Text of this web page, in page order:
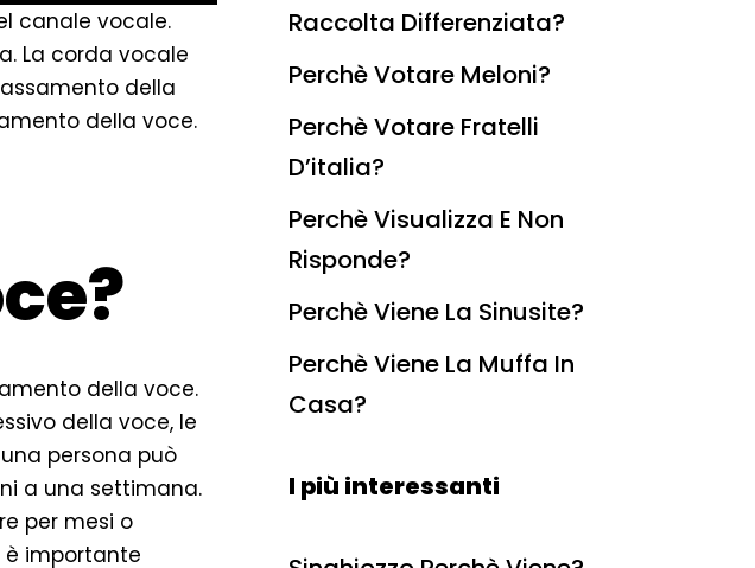
canale vocale.
La corda vocale
della
della voce.
della voce.
della voce, le
persona può
a una settimana.
per mesi o
è importante
Raccolta Differenziata?
Perchè Votare Meloni?
Perchè Votare Fratelli
D’italia?
Perchè Visualizza E Non
Risponde?
Perchè Viene La Sinusite?
Perchè Viene La Muffa In
Casa?
I più interessanti